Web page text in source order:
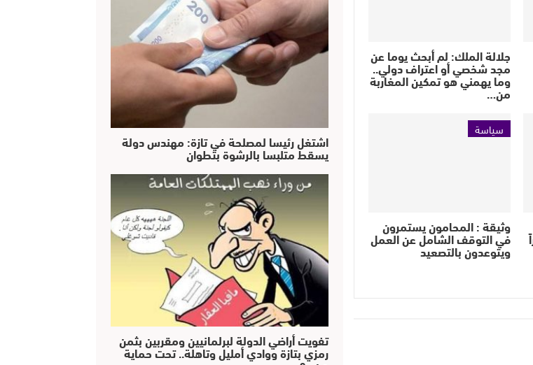
جلالة الملك: لم أبحث يوما عن
مجد شخصي أو اعتراف دولي..
وما يهمني هو تمكين المغاربة
من…
سياسة
وثيقة : المحامون يستمرون
في التوقف الشامل عن العمل
ويتوعدون بالتصعيد
اشتغل رئيسا لمصلحة في تازة: مهندس دولة
يسقط متلبسا بالرشوة بتطوان
تفويت أراضي الدولة لبرلمانيين ومقربين بثمن
رمزي بتازة ووادي أمليل وتاهلة.. تحت حماية